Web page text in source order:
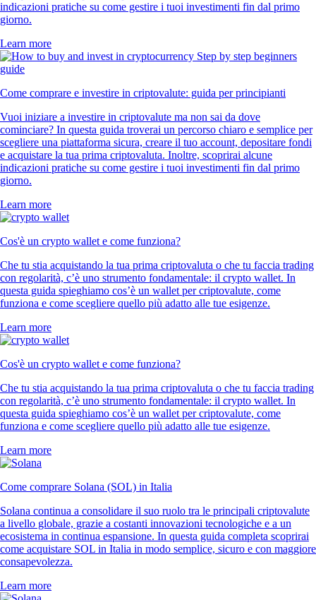
indicazioni pratiche su come gestire i tuoi investimenti fin dal primo
giorno.
Learn more
Come comprare e investire in criptovalute: guida per principianti
Vuoi iniziare a investire in criptovalute ma non sai da dove
cominciare? In questa guida troverai un percorso chiaro e semplice per
scegliere una piattaforma sicura, creare il tuo account, depositare fondi
e acquistare la tua prima criptovaluta. Inoltre, scoprirai alcune
indicazioni pratiche su come gestire i tuoi investimenti fin dal primo
giorno.
Learn more
Cos'è un crypto wallet e come funziona?
Che tu stia acquistando la tua prima criptovaluta o che tu faccia trading
con regolarità, c’è uno strumento fondamentale: il crypto wallet. In
questa guida spieghiamo cos’è un wallet per criptovalute, come
funziona e come scegliere quello più adatto alle tue esigenze.
Learn more
Cos'è un crypto wallet e come funziona?
Che tu stia acquistando la tua prima criptovaluta o che tu faccia trading
con regolarità, c’è uno strumento fondamentale: il crypto wallet. In
questa guida spieghiamo cos’è un wallet per criptovalute, come
funziona e come scegliere quello più adatto alle tue esigenze.
Learn more
Come comprare Solana (SOL) in Italia
Solana continua a consolidare il suo ruolo tra le principali criptovalute
a livello globale, grazie a costanti innovazioni tecnologiche e a un
ecosistema in continua espansione. In questa guida completa scoprirai
come acquistare SOL in Italia in modo semplice, sicuro e con maggiore
consapevolezza.
Learn more